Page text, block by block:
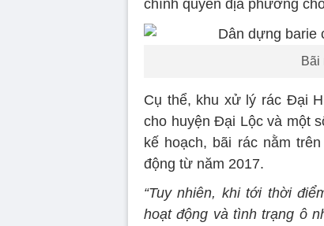
chính quyền địa phương
Bãi
Cụ thể, khu xử lý rác Đại
cho huyện Đại Lộc và một
kế hoạch, bãi rác nằm
động từ năm 2017.
“Tuy nhiên, khi tới thời
hoạt động và tình trạng ô